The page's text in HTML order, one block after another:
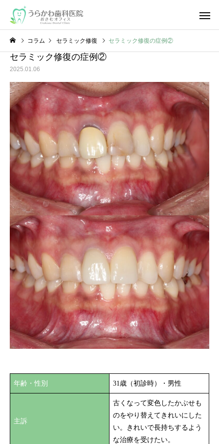
コラム セラミック修復 セラミック修復の症例②
セラミック修復の症例②
2025.01.06
年齢・性別 31歳（初診時）・男性
主訴
古くなって変色したかぶせも
のをやり替えてきれいにした
い。きれいで長持ちするよう
な治療を受けたい。